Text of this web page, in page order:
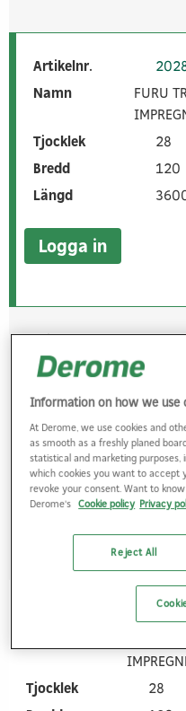
Artikelnr.
Namn
FURU
Tjocklek
28
Bredd
120
Längd
Logga in
Artikelnr.
Namn
FURU
Bredd
120
Längd
3900
Tjocklek
28
Information on how we use
At Derome, we use cookies and
as smooth as a freshly planed
statistical and marketing purposes,
which cookies you want to accept
revoke your consent. Want to
Derome's Cookie policy Privacy
Reject All